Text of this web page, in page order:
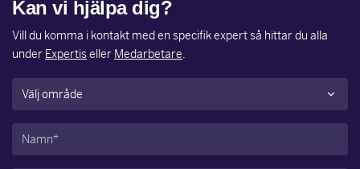
Kan vi hjälpa dig?
Vill du komma i kontakt med en specifik expert så hittar du alla
under Expertiseller Medarbetare.
Område(Obligatoriskt)
Namn(Obligatoriskt)